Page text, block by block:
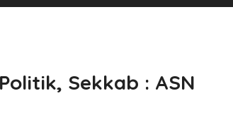
Sekkab : ASN